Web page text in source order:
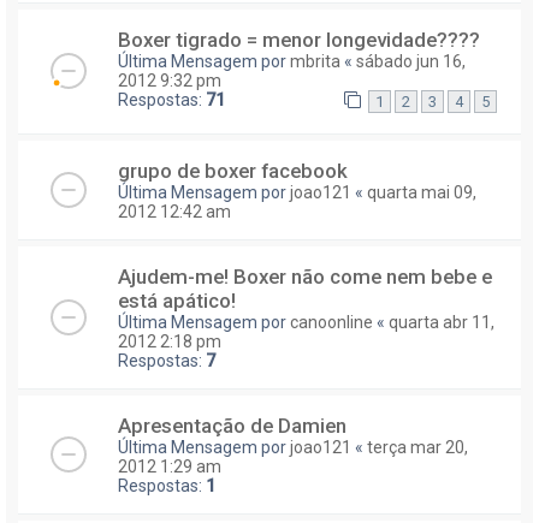
Boxer tigrado = menor longevidade????
Última Mensagem pormbrita « sábado jun 16,
2012 9:32 pm
Respostas: 71 1 2 3 4 5
grupo de boxer facebook
Última Mensagem porjoao121 « quarta mai 09,
2012 12:42 am
Ajudem-me! Boxer não come nem bebe e
está apático!
Última Mensagem porcanoonline « quarta abr 11,
2012 2:18 pm
Respostas: 7
Apresentação de Damien
Última Mensagem porjoao121 « terça mar 20,
2012 1:29 am
Respostas: 1